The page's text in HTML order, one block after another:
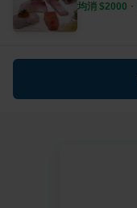
均消 $2000 ・